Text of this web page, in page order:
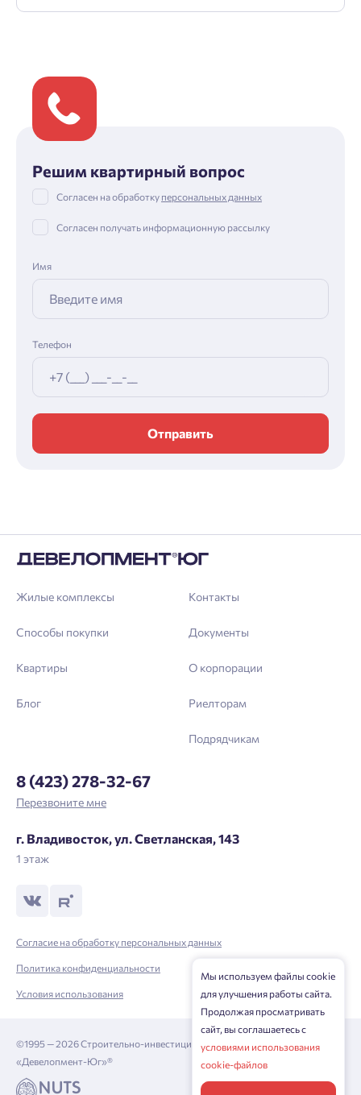
Решим квартирный вопрос
Согласен на обработку персональных данных
Согласен получать информационную рассылку
Имя
Телефон
Отправить
Жилые комплексы
Способы покупки
Квартиры
Блог
Контакты
Документы
О корпорации
Риелторам
Подрядчикам
8 (423) 278-32-67
Перезвоните мне
г. Владивосток, ул. Светланская, 143
1 этаж
Согласие на обработку персональных данных
Политика конфиденциальности
Условия использования
©1995 — 2026 Строительно-инвестиционная корпорация
«Девелопмент-Юг»®
Мы используем файлы cookie
для улучшения работы сайта.
Продолжая просматривать
сайт, вы соглашаетесь с
условиями использования
cookie-файлов